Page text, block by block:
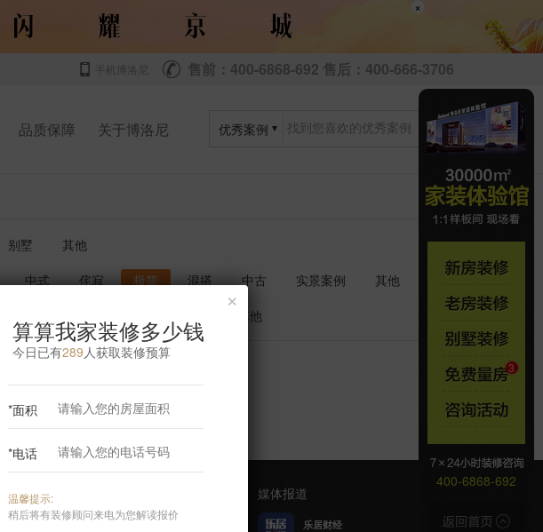
×
手机博洛尼 售前：400-6868-692 售后：400-666-3706
品质保障 关于博洛尼 优秀案例
别墅
其他
中式 侘寂 极简 混搭 中古 实景案例
其他
其他
共 0
媒体报道
乐居财经
400-6868-692
×
算算我家装修多少钱
今日已有289 人获取装修预算
*面积
*电话
温馨提示:
稍后将有装修顾问来电为您解读报价